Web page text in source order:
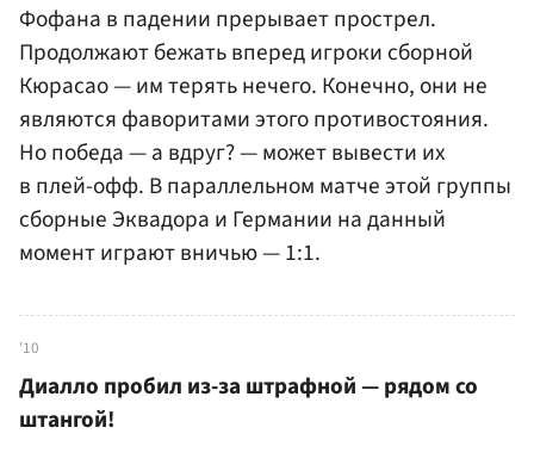
Фофана в падении прерывает прострел.
Продолжают бежать вперед игроки сборной
Кюрасао — им терять нечего. Конечно, они не
являются фаворитами этого противостояния.
Но победа — а вдруг? — может вывести их
в плей-офф. В параллельном матче этой группы
сборные Эквадора и Германии на данный
момент играют вничью — 1:1.
'10
Диалло пробил из-за штрафной — рядом со
штангой!